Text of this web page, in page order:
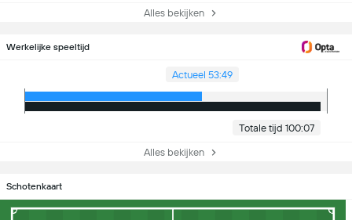
Alles bekijken
Werkelijke speeltijd
Actueel 53:49
Totale tijd 100:07
Alles bekijken
Schotenkaart